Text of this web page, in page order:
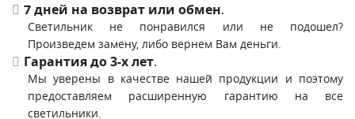
7 дней на возврат или обмен.
Светильник не понравился или не подошел?
Произведем замену, либо вернем Вам деньги.
Гарантия до 3-х лет.
Мы уверены в качестве нашей продукции и поэтому
предоставляем расширенную гарантию на все
светильники.